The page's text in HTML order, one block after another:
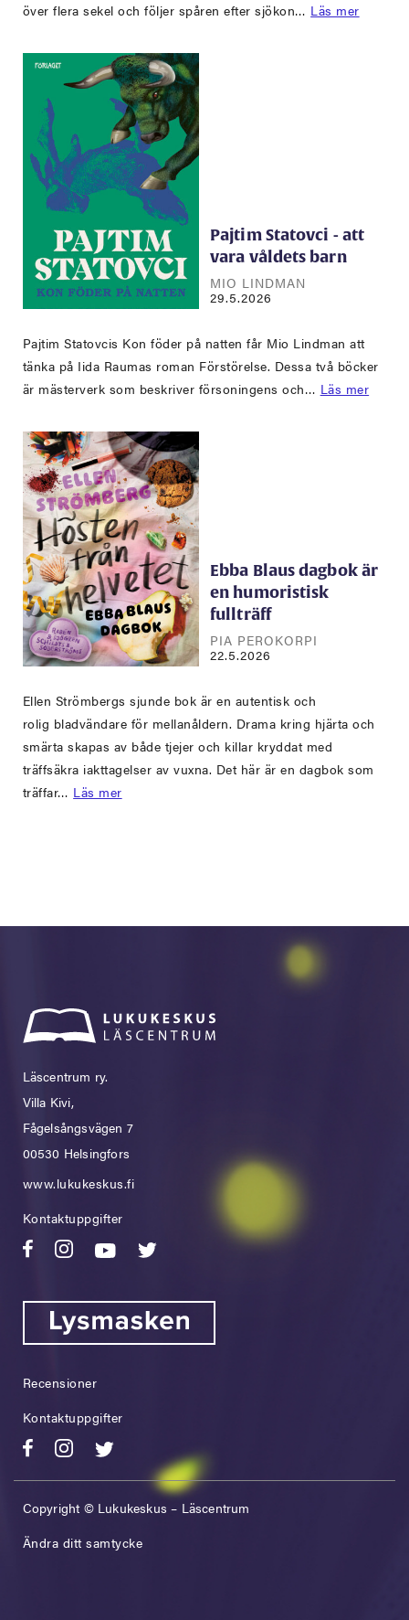
över flera sekel och följer spåren efter sjökon… Läs mer
Pajtim Statovci - att
vara våldets barn
MIO LINDMAN
29.5.2026
Pajtim Statovcis Kon föder på natten får Mio Lindman att
tänka på Iida Raumas roman Förstörelse. Dessa två böcker
är mästerverk som beskriver försoningens och… Läs mer
Ebba Blaus dagbok är
en humoristisk
fullträff
PIA PEROKORPI
22.5.2026
Ellen Strömbergs sjunde bok är en autentisk och
rolig bladvändare för mellanåldern. Drama kring hjärta och
smärta skapas av både tjejer och killar kryddat med
träffsäkra iakttagelser av vuxna. Det här är en dagbok som
träffar… Läs mer
Läscentrum ry.
Villa Kivi,
Fågelsångsvägen 7
00530 Helsingfors
www.lukukeskus.fi
Kontaktuppgifter
Recensioner
Kontaktuppgifter
Copyright © Lukukeskus – Läscentrum
Ändra ditt samtycke